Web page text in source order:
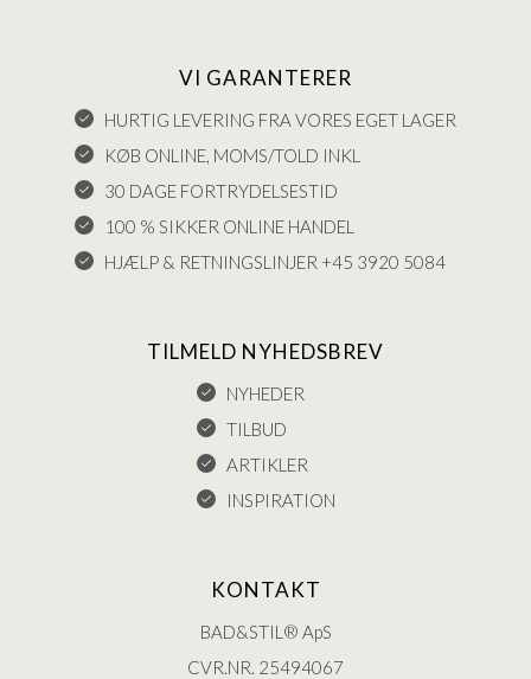
VI GARANTERER
HURTIG LEVERING FRA VORES EGET LAGER
KØB ONLINE, MOMS/TOLD INKL
30 DAGE FORTRYDELSESTID
100 % SIKKER ONLINE HANDEL
HJÆLP & RETNINGSLINJER +45 3920 5084
TILMELD NYHEDSBREV
NYHEDER
TILBUD
ARTIKLER
INSPIRATION
KONTAKT
BAD&STIL® ApS
CVR.NR. 25494067